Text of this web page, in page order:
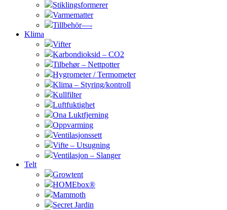
Stiklingsformerer
Varmematter
Tillbehör—-
Klima
Vifter
Karbondioksid – CO2
Tilbehør – Nettpotter
Hygrometer / Termometer
Klima – Styring/kontroll
Kullfilter
Luftfuktighet
Ona Luktfjerning
Oppvarming
Ventilasjonssett
Vifte – Utsugning
Ventilasjon – Slanger
Telt
Growtent
HOMEbox®
Mammoth
Secret Jardin